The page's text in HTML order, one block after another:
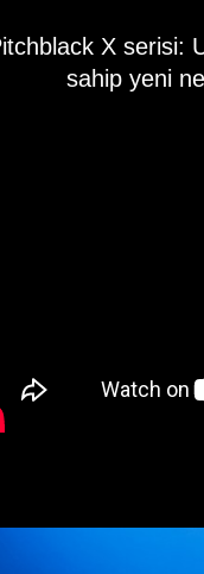
X serisi:
sahip yeni